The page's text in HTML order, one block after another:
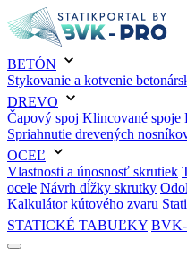
BETÓN
Stykovanie a kotvenie
DREVO
Čapový spoj Klincované spoje
Spriahnutie drevených
OCEĽ
Vlastnosti a únosnosť skrutiek
ocele Návrh dĺžky skrutky
Kalkulátor kútového zvaru
STATICKÉ TABUĽKY